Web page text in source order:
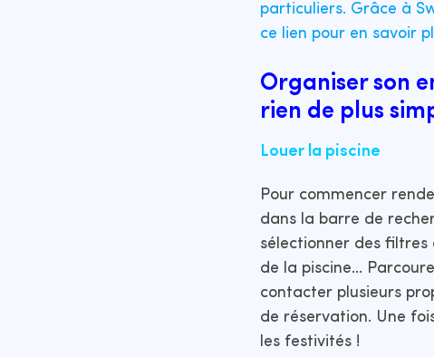
particuliers. Grâce à
ce lien pour en savoir
Organiser son
rien de plus
Louer la piscine
Pour commencer
dans la barre de
sélectionner des filtres
de la piscine…
contacter plusieurs
de réservation. Une
les festivités !